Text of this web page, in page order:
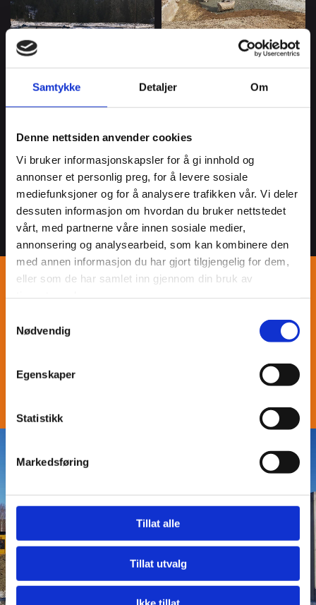
Samtykke Detaljer Om
Denne nettsiden anvender cookies
Vi bruker informasjonskapsler for å gi innhold og
annonser et personlig preg, for å levere sosiale
mediefunksjoner og for å analysere trafikken vår. Vi deler
dessuten informasjon om hvordan du bruker nettstedet
vårt, med partnerne våre innen sosiale medier,
annonsering og analysearbeid, som kan kombinere den
med annen informasjon du har gjort tilgjengelig for dem,
eller som de har samlet inn gjennom din bruk av
Nødvendig
Egenskaper
Statistikk
Markedsføring
Tillat alle
Tillat utvalg
Vi tilbyr en fastpris på ditt prosjekt, slik at du
har full kontroll over kostnadene. Vi tar hånd
sentral godkjenning på alt arbeid vi utfører.